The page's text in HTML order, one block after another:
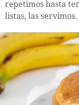
repetimos hasta
listas, las servimos.